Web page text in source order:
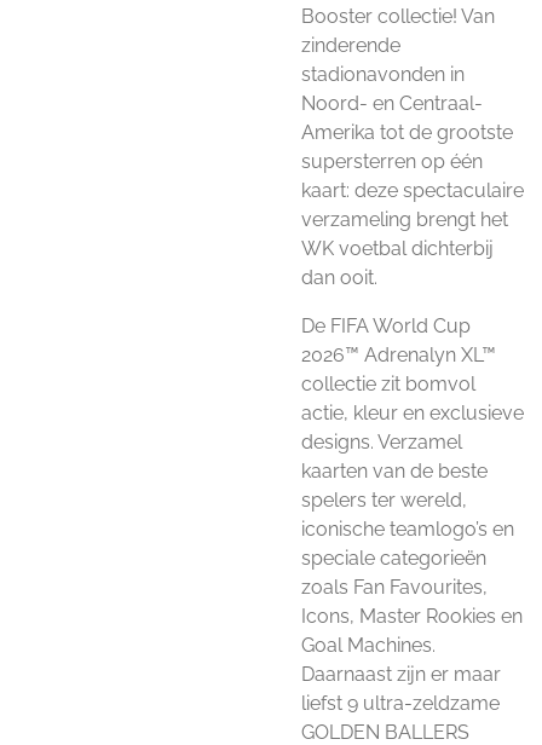
Booster collectie! Van
zinderende
stadionavonden in
Noord- en Centraal-
Amerika tot de grootste
supersterren op één
kaart: deze spectaculaire
verzameling brengt het
WK voetbal dichterbij
dan ooit.
De FIFA World Cup
2026™ Adrenalyn XL™
collectie zit bomvol
actie, kleur en exclusieve
designs. Verzamel
kaarten van de beste
spelers ter wereld,
iconische teamlogo’s en
speciale categorieën
zoals Fan Favourites,
Icons, Master Rookies en
Goal Machines.
Daarnaast zijn er maar
liefst 9 ultra-zeldzame
GOLDEN BALLERS